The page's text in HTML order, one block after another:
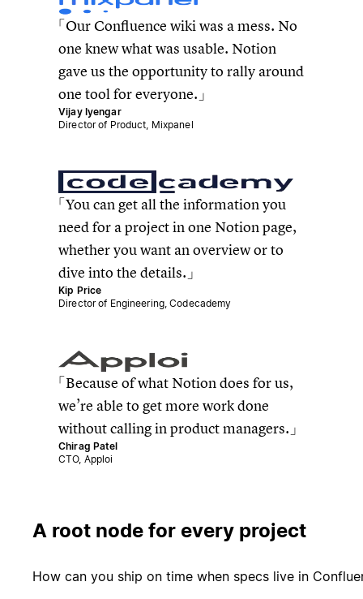
Our Confluence wiki was a mess. No
one knew what was usable. Notion
gave us the opportunity to rally around
one tool for everyone.
Vijay Iyengar
Director of Product, Mixpanel
You can get all the information you
need for a project in one Notion page,
whether you want an overview or to
dive into the details.
Kip Price
Director of Engineering, Codecademy
Because of what Notion does for us,
we’re able to get more work done
without calling in product managers.
Chirag Patel
CTO, Apploi
A root node for every project
How can you ship on time when specs live in